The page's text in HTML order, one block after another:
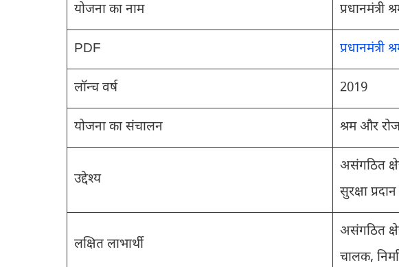
योजना का नाम
PDF प्रधानमंत्री
लॉन्च वर्ष 2019
योजना का संचालन श्रम और
उद्देश्य
असंगठित
सुरक्षा
लक्षित लाभार्थी
असंगठित
चालक,